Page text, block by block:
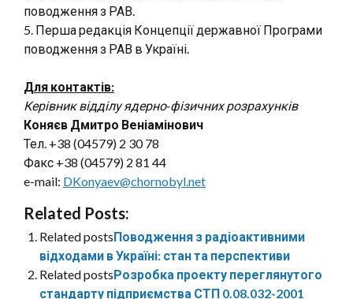
поводження з РАВ.
5. Перша редакція Концепції державної Програми
поводження з РАВ в Україні.
Для контактів:
Керівник відділу ядерно-фізичних розрахунків
Коняєв Дмитро Веніамінович
Тел. +38 (04579) 2 30 78
Факс +38 (04579) 2 81 44
e-mail: DKonyaev@chornobyl.net
Related Posts:
Related postsПоводження з радіоактивними
відходами в Україні: стан та перспективи
Related postsРозробка проекту переглянутого
стандарту підприємства СТП 0.08.032-2001